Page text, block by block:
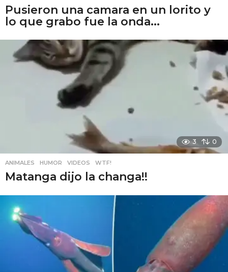
Pusieron una camara en un lorito y
lo que grabo fue la onda...
3 0
ANIMALES ,HUMOR ,VIDEOS ,WTF!
Matanga dijo la changa!!